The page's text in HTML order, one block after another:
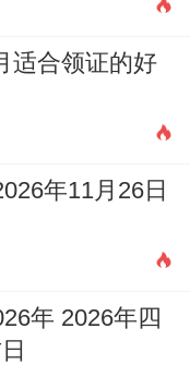
适合领证的好
年11月26日
年 2026年四